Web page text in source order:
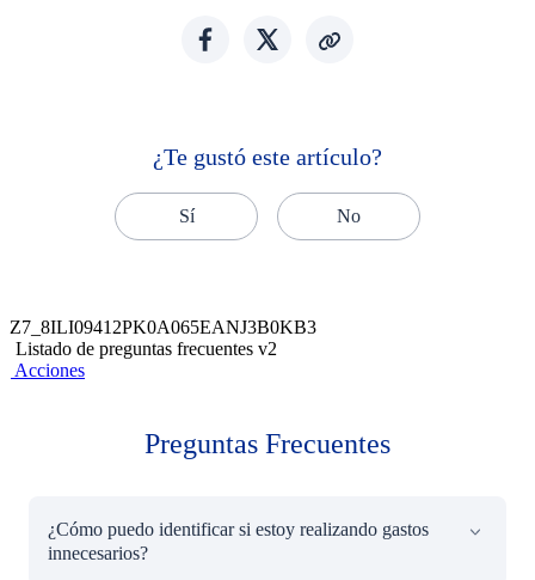
¿Te gustó este artículo?
Sí No
Z7_8ILI09412PK0A065EANJ3B0KB3
Listado de preguntas frecuentes v2
Acciones
Preguntas Frecuentes
¿Cómo puedo identificar si estoy realizando gastos
innecesarios?